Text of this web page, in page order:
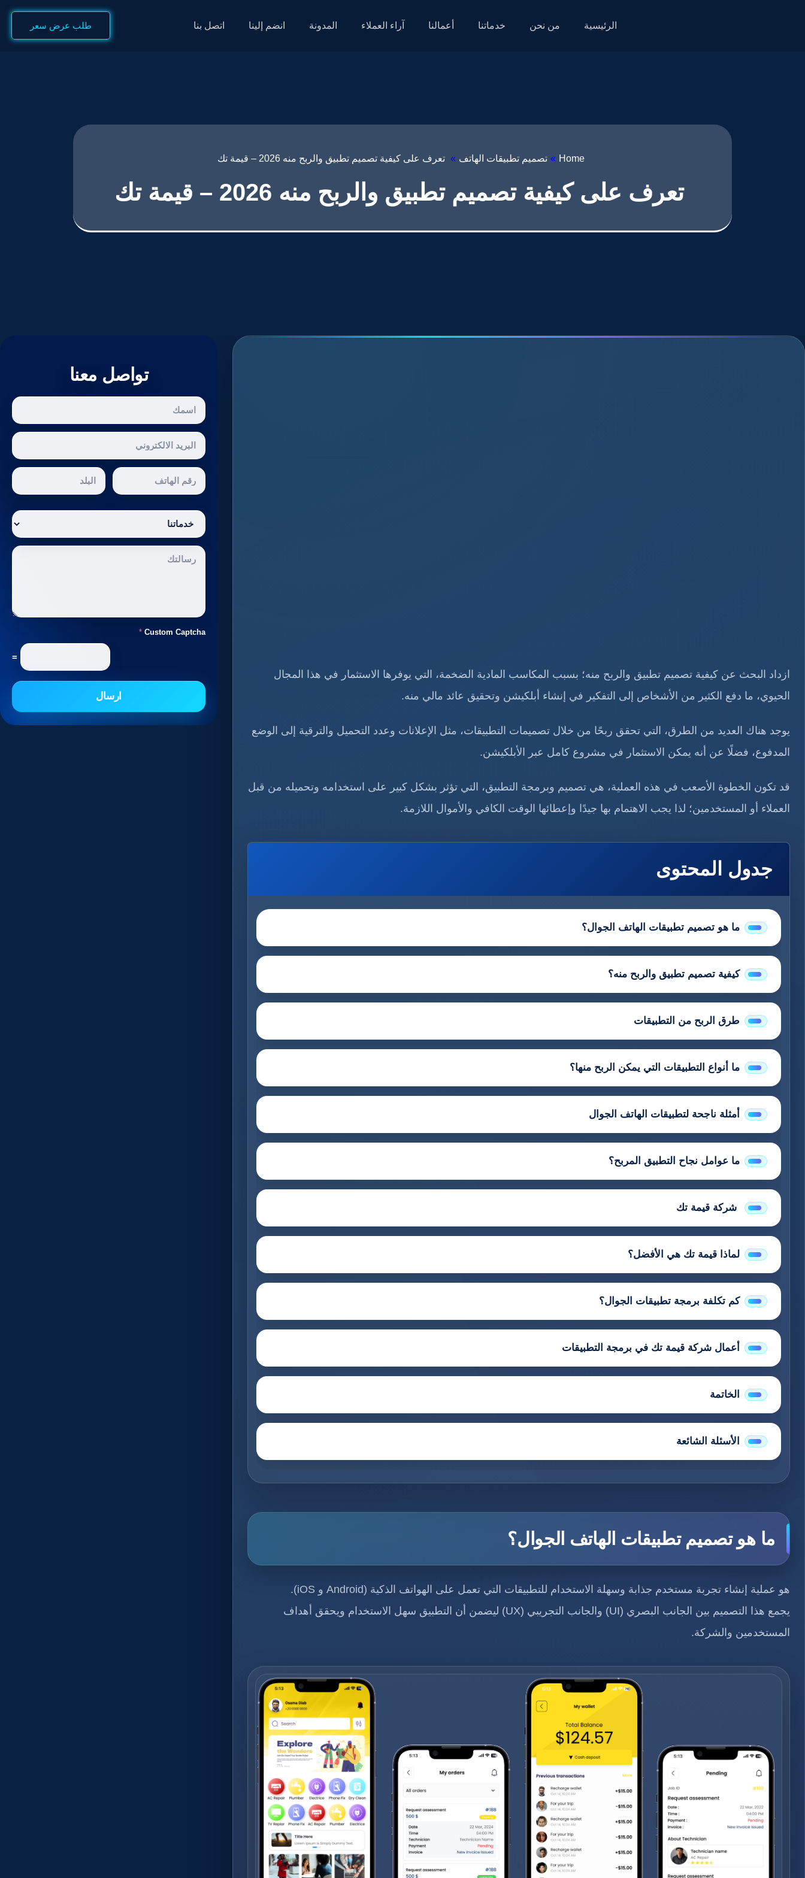
الرئيسية من نحن خدماتنا أعمالنا آراء العملاء المدونة انضم إلينا اتصل بنا طلب عرض سعر
Home
» تصميم تطبيقات الهاتف » تعرف على كيفية تصميم تطبيق والربح منه 2026 – قيمة تك
تعرف على كيفية تصميم تطبيق والربح منه 2026 – قيمة تك
ازداد البحث عن كيفية تصميم تطبيق والربح منه؛ بسبب المكاسب المادية الضخمة، التي يوفرها الاستثمار في هذا المجال
الحيوي، ما دفع الكثير من الأشخاص إلى التفكير في إنشاء أبلكيشن وتحقيق عائد مالي منه.
يوجد هناك العديد من الطرق، التي تحقق ربحًا من خلال تصميمات التطبيقات، مثل الإعلانات وعدد التحميل والترقية إلى الوضع
المدفوع، فضلًا عن أنه يمكن الاستثمار في مشروع كامل عبر الأبلكيشن.
قد تكون الخطوة الأصعب في هذه العملية، هي تصميم وبرمجة التطبيق، التي تؤثر بشكل كبير على استخدامه وتحميله من قبل
العملاء أو المستخدمين؛ لذا يجب الاهتمام بها جيدًا وإعطائها الوقت الكافي والأموال اللازمة.
جدول المحتوى
ما هو تصميم تطبيقات الهاتف الجوال؟
كيفية تصميم تطبيق والربح منه؟
طرق الربح من التطبيقات
ما أنواع التطبيقات التي يمكن الربح منها؟
أمثلة ناجحة لتطبيقات الهاتف الجوال
ما عوامل نجاح التطبيق المربح؟
شركة قيمة تك
لماذا قيمة تك هي الأفضل؟
كم تكلفة برمجة تطبيقات الجوال؟
أعمال شركة قيمة تك في برمجة التطبيقات
الخاتمة
الأسئلة الشائعة
ما هو تصميم تطبيقات الهاتف الجوال؟
هو عملية إنشاء تجربة مستخدم جذابة وسهلة الاستخدام للتطبيقات التي تعمل على الهواتف الذكية (Android و iOS).
يجمع هذا التصميم بين الجانب البصري (UI) والجانب التجريبي (UX) ليضمن أن التطبيق سهل الاستخدام ويحقق أهداف
المستخدمين والشركة.
تواصل معنا
Custom Captcha
*
=
ارسال